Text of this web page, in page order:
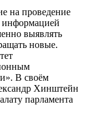
на проведение
информацией
выявлять
новые.
В своём
Хинштейн
парламента